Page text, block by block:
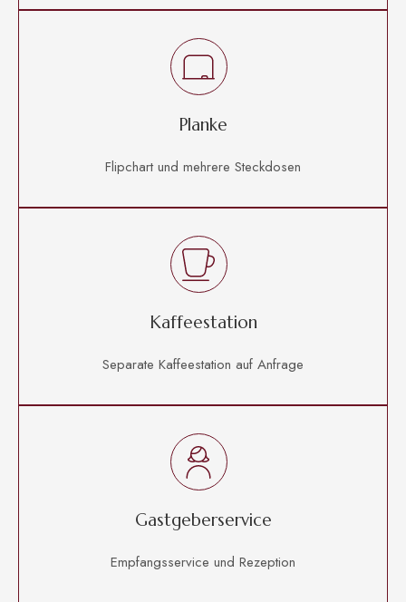
Planke
Flipchart und mehrere Steckdosen
Kaffeestation
Separate Kaffeestation auf Anfrage
Gastgeberservice
Empfangsservice und Rezeption